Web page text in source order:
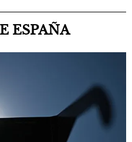
ESPAÑA